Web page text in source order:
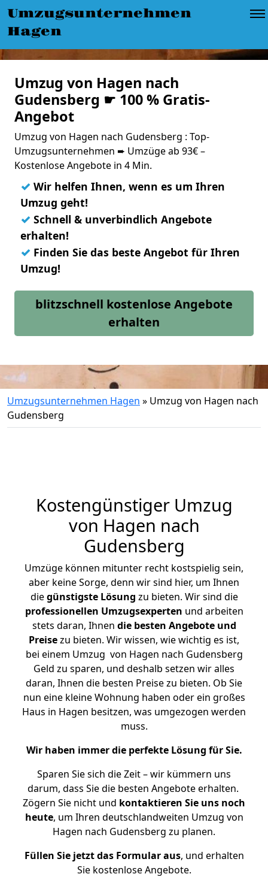
Umzugsunternehmen
Hagen
Umzug von Hagen nach
Gudensberg ☛ 100 % Gratis-
Angebot
Umzug von Hagen nach Gudensberg : Top-
Umzugsunternehmen ➨ Umzüge ab 93€ –
Kostenlose Angebote in 4 Min.
✓ Wir helfen Ihnen, wenn es um Ihren
Umzug geht!
✓ Schnell & unverbindlich Angebote
erhalten!
✓ Finden Sie das beste Angebot für Ihren
Umzug!
blitzschnell kostenlose Angebote
erhalten
Umzugsunternehmen Hagen » Umzug von Hagen nach
Gudensberg
Kostengünstiger Umzug
von Hagen nach
Gudensberg
Umzüge können mitunter recht kostspielig sein,
aber keine Sorge, denn wir sind hier, um Ihnen
diegünstigste Lösung zu bieten. Wir sind die
professionellen Umzugsexperten und arbeiten
stets daran, Ihnen die besten Angebote und
Preisezu bieten. Wir wissen, wie wichtig es ist,
bei einem Umzug von Hagen nach Gudensberg
Geld zu sparen, und deshalb setzen wir alles
daran, Ihnen die besten Preise zu bieten. Ob Sie
nun eine kleine Wohnung haben oder ein großes
Haus in Hagen besitzen, was umgezogen werden
muss.
Wir haben immer die perfekte Lösung für Sie.
Sparen Sie sich die Zeit – wir kümmern uns
darum, dass Sie die besten Angebote erhalten.
Zögern Sie nicht und kontaktieren Sie uns noch
heute, um Ihren deutschlandweiten Umzug von
Hagen nach Gudensberg zu planen.
Füllen Sie jetzt das Formular aus, und erhalten
Sie kostenlose Angebote.